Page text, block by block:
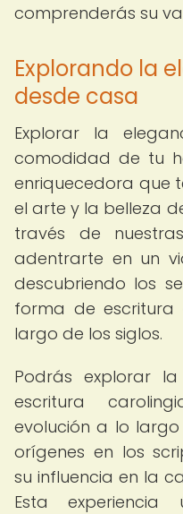
comprenderás su
Explorando la
desde casa
Explorar la
comodidad de tu
enriquecedora que
el arte y la belleza
través de
adentrarte en un
descubriendo los
forma de
largo de los siglos.
Podrás explorar
escritura
evolución a lo
orígenes en los
su influencia en la
Esta